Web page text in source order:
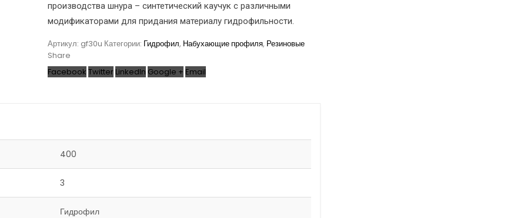
производства шнура – синтетический каучук с различными
модификаторами для придания материалу гидрофильности.
Артикул: gf30u Категории: Гидрофил, Набухающие профиля, Резиновые
Share
Facebook Twitter LinkedIn Google + Email
400
3
Гидрофил